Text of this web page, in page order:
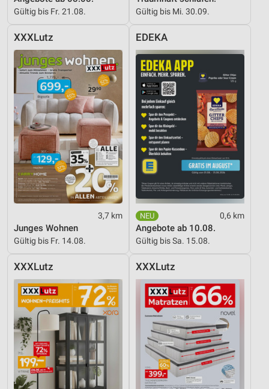
Gültig bis Fr. 21.08. Gültig bis Mi. 30.09.
XXXLutz
3,7 km
Junges Wohnen
Gültig bis Fr. 14.08.
EDEKA
0,6 km
Angebote ab 10.08.
Gültig bis Sa. 15.08.
XXXLutz XXXLutz